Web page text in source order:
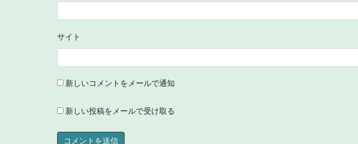
サイト
新しいコメントをメールで通知
新しい投稿をメールで受け取る